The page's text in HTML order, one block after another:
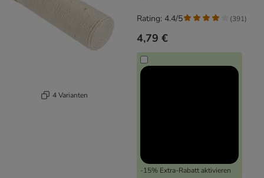
4 Varianten
4,79 €
-15% Extra-Rabatt aktivieren
Rating: 4.4/5 (391)